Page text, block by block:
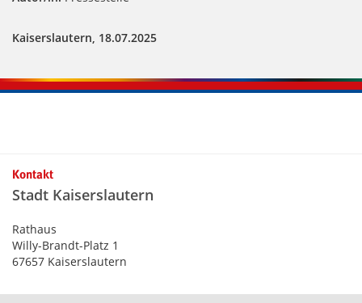
Kaiserslautern, 18.07.2025
Kontakt
Stadt Kaiserslautern
Rathaus
Willy-Brandt-Platz 1
67657 Kaiserslautern